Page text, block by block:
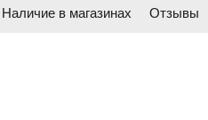
Наличие в магазинах Отзывы